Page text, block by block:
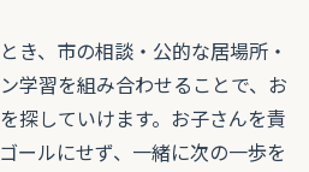
き、市の相談・公的な居場所・
学習を組み合わせることで、お
探していけます。お子さんを責
ールにせず、一緒に次の一歩を